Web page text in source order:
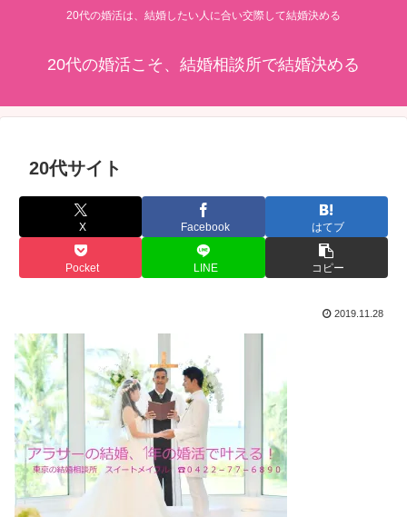
20代の婚活は、結婚したい人に合い交際して結婚決める
20代の婚活こそ、結婚相談所で結婚決める
20代サイト
X Facebook はてブ
Pocket LINE コピー
2019.11.28